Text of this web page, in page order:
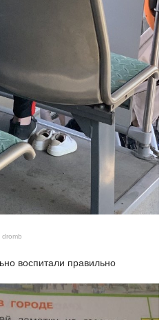
dromb
воспитали правильно